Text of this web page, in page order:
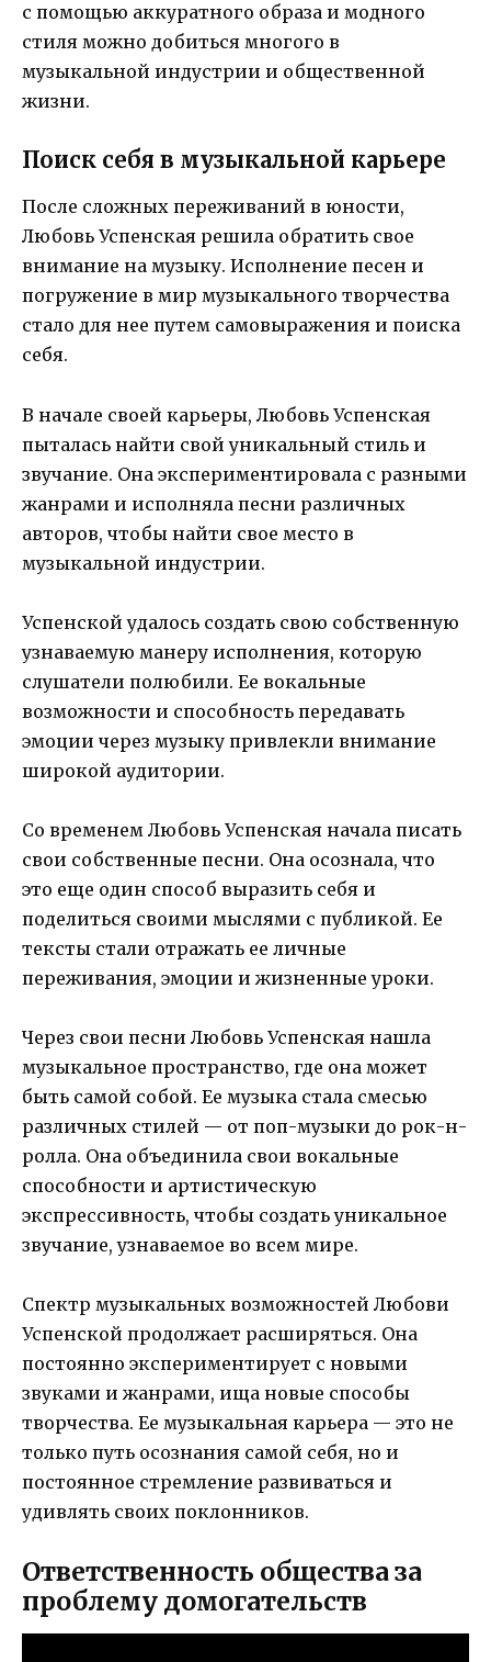
с помощью аккуратного образа и модного
стиля можно добиться многого в
музыкальной индустрии и общественной
жизни.
Поиск себя в музыкальной карьере
После сложных переживаний в юности,
Любовь Успенская решила обратить свое
внимание на музыку. Исполнение песен и
погружение в мир музыкального творчества
стало для нее путем самовыражения и поиска
себя.
В начале своей карьеры, Любовь Успенская
пыталась найти свой уникальный стиль и
звучание. Она экспериментировала с разными
жанрами и исполняла песни различных
авторов, чтобы найти свое место в
музыкальной индустрии.
Успенской удалось создать свою собственную
узнаваемую манеру исполнения, которую
слушатели полюбили. Ее вокальные
возможности и способность передавать
эмоции через музыку привлекли внимание
широкой аудитории.
Со временем Любовь Успенская начала писать
свои собственные песни. Она осознала, что
это еще один способ выразить себя и
поделиться своими мыслями с публикой. Ее
тексты стали отражать ее личные
переживания, эмоции и жизненные уроки.
Через свои песни Любовь Успенская нашла
музыкальное пространство, где она может
быть самой собой. Ее музыка стала смесью
различных стилей — от поп-музыки до рок-н-
ролла. Она объединила свои вокальные
способности и артистическую
экспрессивность, чтобы создать уникальное
звучание, узнаваемое во всем мире.
Спектр музыкальных возможностей Любови
Успенской продолжает расширяться. Она
постоянно экспериментирует с новыми
звуками и жанрами, ища новые способы
творчества. Ее музыкальная карьера — это не
только путь осознания самой себя, но и
постоянное стремление развиваться и
удивлять своих поклонников.
Ответственность общества за
проблему домогательств